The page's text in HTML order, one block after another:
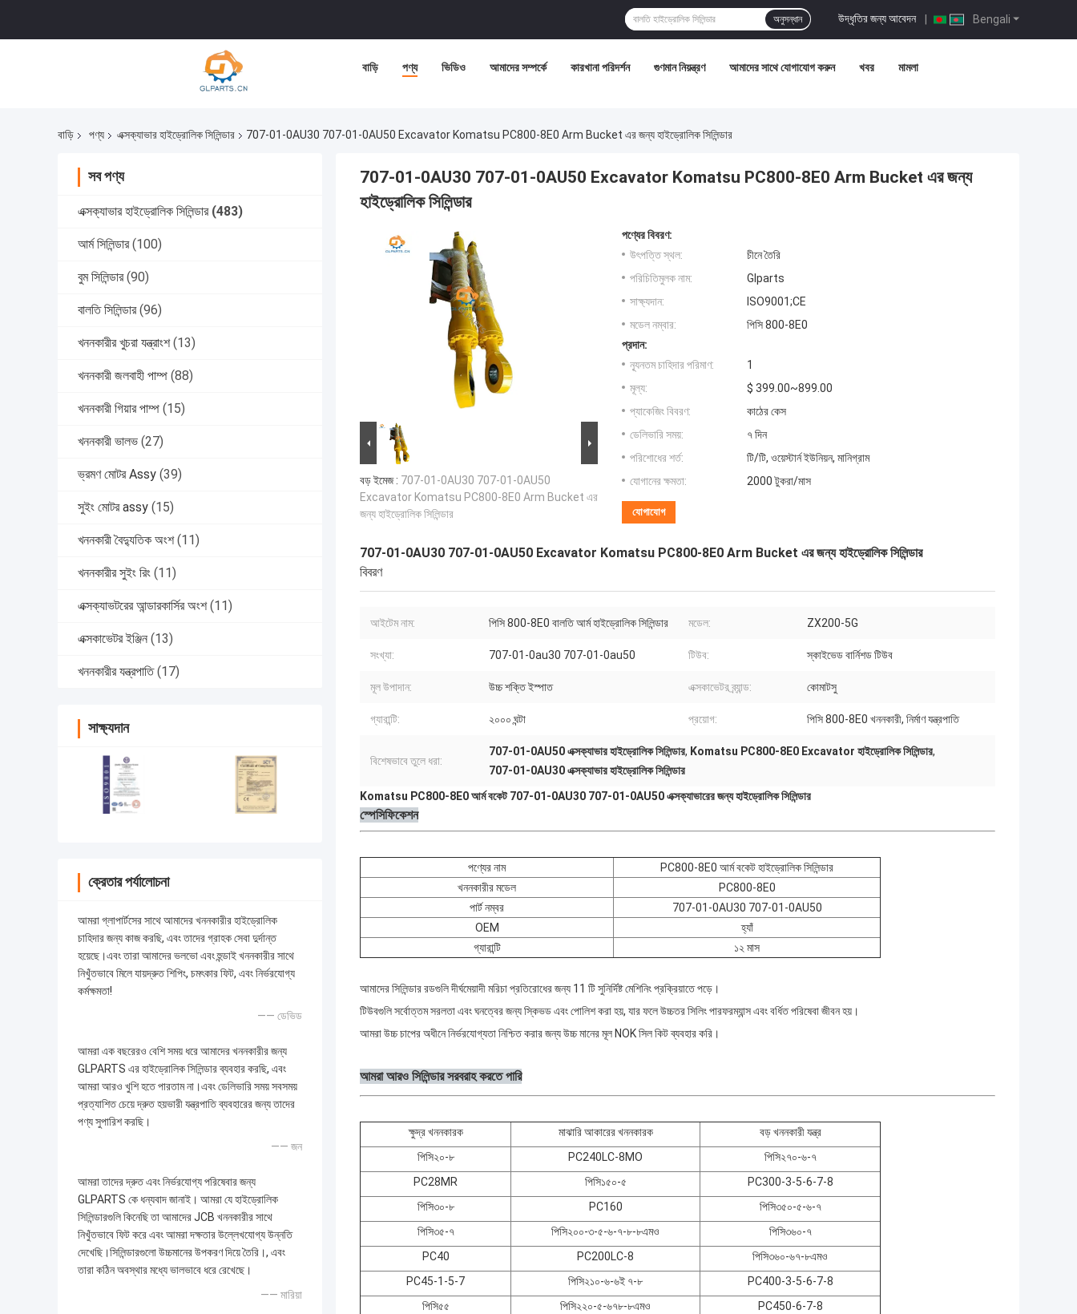
Bengali
উদ্ধৃতির জন্য আবেদন |
অনুসন্ধান
বাড়ি পণ্য ভিডিও আমাদের সম্পর্কে কারখানা পরিদর্শন গুণমান নিয়ন্ত্রণ আমাদের সাথে যোগাযোগ করুন খবর মামলা
বাড়ি পণ্য এক্সক্যাভার হাইড্রোলিক সিলিন্ডার 707-01-0AU30 707-01-0AU50 Excavator Komatsu PC800-8E0 Arm Bucket এর জন্য হাইড্রোলিক সিলিন্ডার
সব পণ্য
এক্সক্যাভার হাইড্রোলিক সিলিন্ডার (483)
আর্ম সিলিন্ডার (100)
বুম সিলিন্ডার (90)
বালতি সিলিন্ডার (96)
খননকারীর খুচরা যন্ত্রাংশ (13)
খননকারী জলবাহী পাম্প (88)
খননকারী গিয়ার পাম্প (15)
খননকারী ভালভ (27)
ভ্রমণ মোটর Assy (39)
সুইং মোটর assy (15)
খননকারী বৈদ্যুতিক অংশ (11)
খননকারীর সুইং রিং (11)
এক্সক্যাভটরের আন্ডারকার্সির অংশ (11)
এক্সকাভেটর ইঞ্জিন (13)
খননকারীর যন্ত্রপাতি (17)
সাক্ষ্যদান
ক্রেতার পর্যালোচনা
আমরা গ্লাপার্টসের সাথে আমাদের খননকারীর হাইড্রোলিক
চাহিদার জন্য কাজ করছি, এবং তাদের গ্রাহক সেবা দুর্দান্ত
হয়েছে।এবং তারা আমাদের ভলভো এবং হুন্ডাই খননকারীর সাথে
নিখুঁতভাবে মিলে যায়দ্রুত শিপিং, চমৎকার ফিট, এবং নির্ভরযোগ্য
কর্মক্ষমতা!
—— ডেভিড
আমরা এক বছরেরও বেশি সময় ধরে আমাদের খননকারীর জন্য
GLPARTS এর হাইড্রোলিক সিলিন্ডার ব্যবহার করছি, এবং
আমরা আরও খুশি হতে পারতাম না।এবং ডেলিভারি সময় সবসময়
প্রত্যাশিত চেয়ে দ্রুত হয়ভারী যন্ত্রপাতি ব্যবহারের জন্য তাদের
পণ্য সুপারিশ করছি।
—— জন
আমরা তাদের দ্রুত এবং নির্ভরযোগ্য পরিষেবার জন্য
GLPARTS কে ধন্যবাদ জানাই। আমরা যে হাইড্রোলিক
সিলিন্ডারগুলি কিনেছি তা আমাদের JCB খননকারীর সাথে
নিখুঁতভাবে ফিট করে এবং আমরা দক্ষতার উল্লেখযোগ্য উন্নতি
দেখেছি।সিলিন্ডারগুলো উচ্চমানের উপকরণ দিয়ে তৈরি।, এবং
তারা কঠিন অবস্থার মধ্যে ভালভাবে ধরে রেখেছে।
—— মারিয়া
707-01-0AU30 707-01-0AU50 Excavator Komatsu PC800-8E0 Arm Bucket এর জন্য
হাইড্রোলিক সিলিন্ডার
বড় ইমেজ : 707-01-0AU30 707-01-0AU50
Excavator Komatsu PC800-8E0 Arm Bucket এর
জন্য হাইড্রোলিক সিলিন্ডার
পণ্যের বিবরণ:
উৎপত্তি স্থল:
চীনে তৈরি
পরিচিতিমুলক নাম:
Glparts
সাক্ষ্যদান:
ISO9001;CE
মডেল নম্বার:
পিসি 800-8E0
প্রদান:
ন্যূনতম চাহিদার পরিমাণ:
1
মূল্য:
$ 399.00~899.00
প্যাকেজিং বিবরণ:
কাঠের কেস
ডেলিভারি সময়:
৭ দিন
পরিশোধের শর্ত:
টি/টি, ওয়েস্টার্ন ইউনিয়ন, মানিগ্রাম
যোগানের ক্ষমতা:
2000 টুকরা/মাস
যোগাযোগ
707-01-0AU30 707-01-0AU50 Excavator Komatsu PC800-8E0 Arm Bucket এর জন্য হাইড্রোলিক সিলিন্ডার
বিবরণ
আইটেম নাম: পিসি 800-8E0 বালতি আর্ম হাইড্রোলিক সিলিন্ডার মডেল: ZX200-5G
সংখ্যা: 707-01-0au30 707-01-0au50 টিউব: স্কাইভেড বার্নিশড টিউব
মূল উপাদান: উচ্চ শক্তি ইস্পাত এক্সকাভেটর ব্র্যান্ড: কোমাটসু
গ্যারান্টি: ২০০০ ঘন্টা প্রয়োগ: পিসি 800-8E0 খননকারী, নির্মাণ যন্ত্রপাতি
বিশেষভাবে তুলে ধরা:
707-01-0AU50 এক্সক্যাভার হাইড্রোলিক সিলিন্ডার, Komatsu PC800-8E0 Excavator হাইড্রোলিক সিলিন্ডার,
707-01-0AU30 এক্সক্যাভার হাইড্রোলিক সিলিন্ডার
Komatsu PC800-8E0 আর্ম বকেট 707-01-0AU30 707-01-0AU50 এক্সক্যাভারের জন্য হাইড্রোলিক সিলিন্ডার
স্পেসিফিকেশন
পণ্যের নাম
PC800-8E0 আর্ম বকেট হাইড্রোলিক সিলিন্ডার
খননকারীর মডেল
PC800-8E0
পার্ট নম্বর
707-01-0AU30 707-01-0AU50
OEM
হ্যাঁ
গ্যারান্টি
১২ মাস
আমাদের সিলিন্ডার রডগুলি দীর্ঘমেয়াদী মরিচা প্রতিরোধের জন্য 11 টি সুনির্দিষ্ট মেশিনিং প্রক্রিয়াতে পড়ে।
টিউবগুলি সর্বোত্তম সরলতা এবং ঘনত্বের জন্য স্কিভড এবং পোলিশ করা হয়, যার ফলে উচ্চতর সিলিং পারফরম্যান্স এবং বর্ধিত পরিষেবা জীবন হয়।
আমরা উচ্চ চাপের অধীনে নির্ভরযোগ্যতা নিশ্চিত করার জন্য উচ্চ মানের মূল NOK সিল কিট ব্যবহার করি।
আমরা আরও সিলিন্ডার সরবরাহ করতে পারি
ক্ষুদ্র খননকারক মাঝারি আকারের খননকারক
বড় খননকারী যন্ত্র
পিসি২০-৮
PC240LC-8MO
পিসি২৭০-৬-৭
PC28MR
পিসি১৫০-৫
PC300-3-5-6-7-8
পিসি৩০-৮
PC160
পিসি৩৫০-৫-৬-৭
পিসি৩৫-৭
পিসি২০০-৩-৫-৬-৭-৮-৮এমও
পিসি৩৬০-৭
PC40
PC200LC-8
পিসি৩৬০-৬৭-৮এমও
PC45-1-5-7
পিসি২১০-৬-৬ই ৭-৮
PC400-3-5-6-7-8
পিসি৫৫
পিসি২২০-৫-৬৭৮-৮এমও
PC450-6-7-8